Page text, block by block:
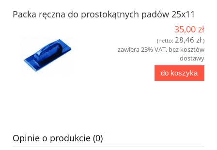
Packa ręczna do prostokątnych padów 25x11
35,00 zł
(netto: 28,46 zł )
zawiera 23% VAT, bez kosztów
dostawy
do koszyka
Opinie o produkcie (0)